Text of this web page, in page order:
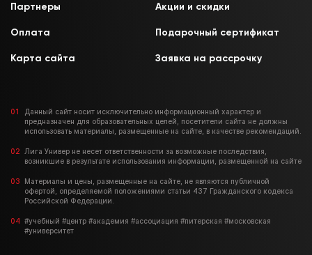
Партнеры
Оплата
Карта сайта
Акции и скидки
Подарочный сертификат
Заявка на рассрочку
Данный сайт носит исключительно информационный характер и
предназначен для образовательных целей, посетители сайта не должны
использовать материалы, размещенные на сайте, в качестве рекомендаций.
Лига Универ не несет ответственности за возможные последствия,
возникшие в результате использования информации, размещенной на сайте
Материалы и цены, размещенные на сайте, не являются публичной
офертой, определяемой положениями статьи 437 Гражданского кодекса
Российской Федерации.
#учебный #центр #академия #ассоциация #питерская #московская
#университет